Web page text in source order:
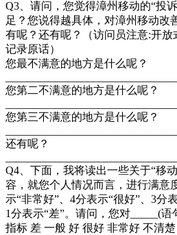
Q3、请问，您觉得漳州移动的“投
足？您说得越具体，对漳州移动改
有呢？还有呢？（访问员注意:开
记录原话）
您最不满意的地方是什么呢？
您第二不满意的地方是什么呢？
您第三不满意的地方是什么呢？
还有呢？
Q4、下面，我将读出一些关于“移
容，就您个人情况而言，进行满意
示“非常好”、4分表示“很好”、3分
1分表示“差”。请问，您对_____(
指标 差 一般 好 很好 非常好 不清楚